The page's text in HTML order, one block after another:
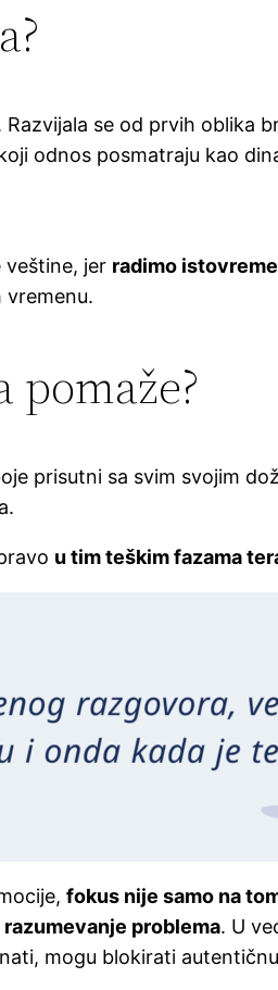
se od prvih oblika
odnos posmatraju kao
veštine, jer radimo
vremenu.
prisutni sa svim svojim
u tim teškim fazama
fokus nije samo na
razumevanje problema. U
mogu blokirati